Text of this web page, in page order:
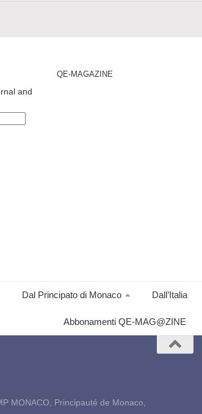
and
QE-MAGAZINE
Dal Principato di Monaco Dall’Italia
Abbonamenti QE-MAG@ZINE
MONACO, Principauté de Monaco,